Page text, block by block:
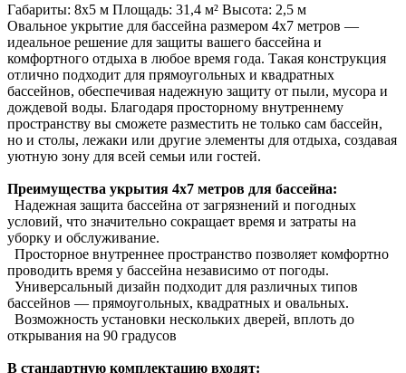
Габариты: 8х5 м Площадь: 31,4 м² Высота: 2,5 м
Овальное укрытие для бассейна размером 4х7 метров —
идеальное решение для защиты вашего бассейна и
комфортного отдыха в любое время года. Такая конструкция
отлично подходит для прямоугольных и квадратных
бассейнов, обеспечивая надежную защиту от пыли, мусора и
дождевой воды. Благодаря просторному внутреннему
пространству вы сможете разместить не только сам бассейн,
но и столы, лежаки или другие элементы для отдыха, создавая
уютную зону для всей семьи или гостей.
Преимущества укрытия 4х7 метров для бассейна:
Надежная защита бассейна от загрязнений и погодных
условий, что значительно сокращает время и затраты на
уборку и обслуживание.
Просторное внутреннее пространство позволяет комфортно
проводить время у бассейна независимо от погоды.
Универсальный дизайн подходит для различных типов
бассейнов — прямоугольных, квадратных и овальных.
Возможность установки нескольких дверей, вплоть до
открывания на 90 градусов
В стандартную комплектацию входят: